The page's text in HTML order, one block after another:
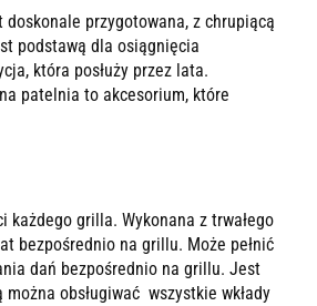
przygotowana, z chrupiącą
podstawą dla osiągnięcia
która posłuży przez lata.
patelnia to akcesorium, które
grilla. Wykonana z trwałego
bezpośrednio na grillu. Może pełnić
dań bezpośrednio na grillu. Jest
obsługiwać wszystkie wkłady